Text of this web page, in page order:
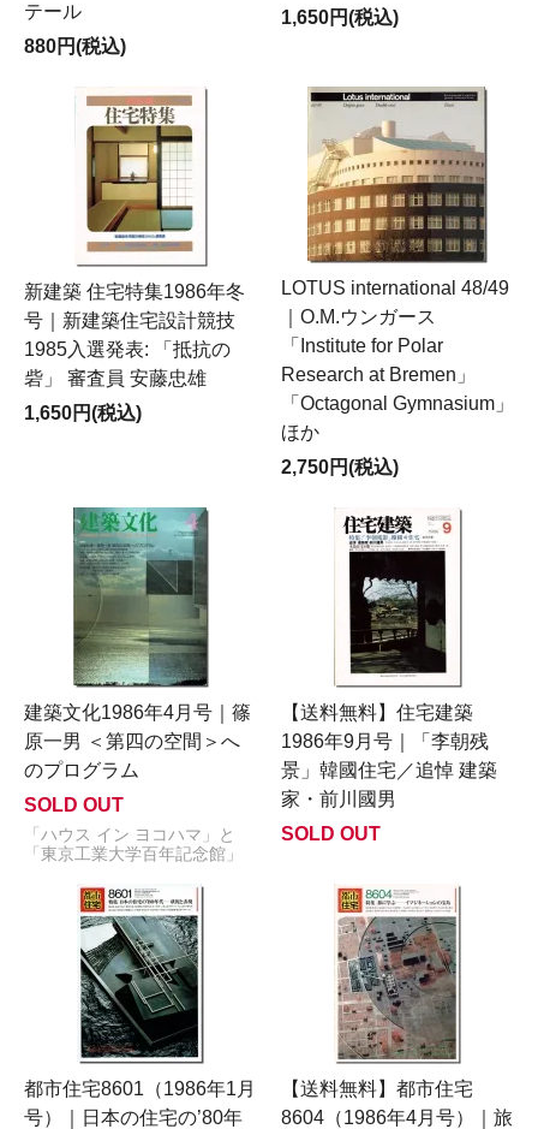
テール
880円(税込)
1,650円(税込)
新建築 住宅特集1986年冬
号｜新建築住宅設計競技
1985入選発表: 「抵抗の
砦」 審査員 安藤忠雄
1,650円(税込)
LOTUS international 48/49
｜O.M.ウンガース
「Institute for Polar
Research at Bremen」
「Octagonal Gymnasium」
ほか
2,750円(税込)
建築文化1986年4月号｜篠
原一男 ＜第四の空間＞へ
のプログラム
SOLD OUT
「ハウス イン ヨコハマ」と
「東京工業大学百年記念館」
【送料無料】住宅建築
1986年9月号｜「李朝残
景」韓國住宅／追悼 建築
家・前川國男
SOLD OUT
都市住宅8601（1986年1月
号）｜日本の住宅の’80年
【送料無料】都市住宅
8604（1986年4月号）｜旅